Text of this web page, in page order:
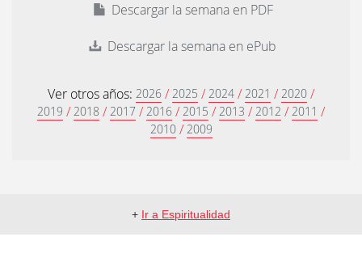
Descargar la semana en PDF
Descargar la semana en ePub
Ver otros años: 2026 / 2025 / 2024 / 2021 / 2020 /
2019 / 2018 / 2017 / 2016 / 2015 / 2013 / 2012 / 2011 /
2010 / 2009
+ Ir a Espiritualidad